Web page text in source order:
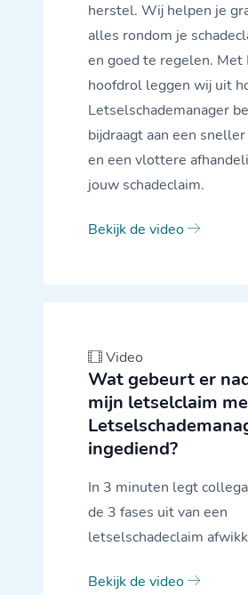
herstel. Wij helpen je
alles rondom je
en goed te regelen. Met
hoofdrol leggen wij uit
Letselschademanager
bijdraagt aan een
en een vlottere
jouw schadeclaim.
Bekijk de video
Video
Wat gebeurt er
mijn letselclaim
ingediend?
In 3 minuten legt
de 3 fases uit van een
letselschadeclaim
Bekijk de video